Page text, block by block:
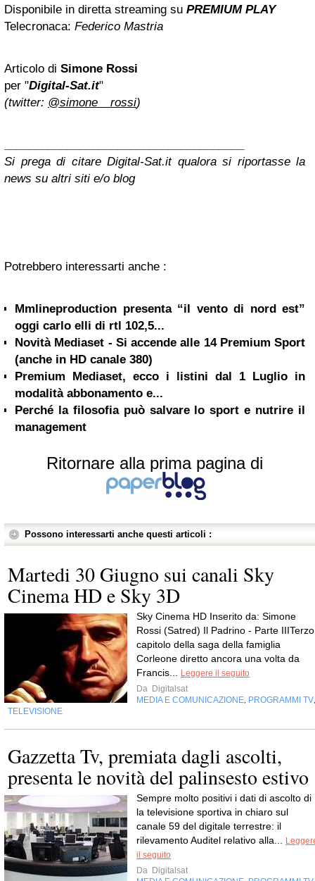
Disponibile in diretta streaming su PREMIUM PLAY
Telecronaca: Federico Mastria
Articolo di Simone Rossi
per "Digital-Sat.it"
(twitter: @simone__rossi)
Si prega di citare Digital-Sat.it qualora si riportasse la
news su altri siti e/o blog
Potrebbero interessarti anche :
Mmlineproduction presenta “il vento di nord est”
oggi carlo elli di rtl 102,5...
Novità Mediaset - Si accende alle 14 Premium Sport
(anche in HD canale 380)
Premium Mediaset, ecco i listini dal 1 Luglio in
modalità abbonamento e...
Perché la filosofia può salvare lo sport e nutrire il
management
Ritornare alla prima pagina di
Possono interessarti anche questi articoli :
Martedi 30 Giugno sui canali Sky
Cinema HD e Sky 3D
Sky Cinema HD Inserito da: Simone
Rossi (Satred) Il Padrino - Parte IIITerzo
capitolo della saga della famiglia
Corleone diretto ancora una volta da
Francis...
Leggere il seguito
Da Digitalsat
MEDIA E COMUNICAZIONE PROGRAMMI TV
TELEVISIONE
Gazzetta Tv, premiata dagli ascolti,
presenta le novità del palinsesto estivo
Sempre molto positivi i dati di ascolto di
la televisione sportiva in chiaro sul
canale 59 del digitale terrestre: il
rilevamento Auditel relativo alla...
il seguito
Da Digitalsat